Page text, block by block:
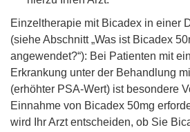
Einzeltherapie mit Bicadex in einer
(siehe Abschnitt „Was ist Bicadex
angewendet?“): Bei Patienten mit
Erkrankung unter der Behandlung
(erhöhter PSA-Wert) ist besondere
Einnahme von Bicadex 50mg
wird Ihr Arzt entscheiden, ob Sie